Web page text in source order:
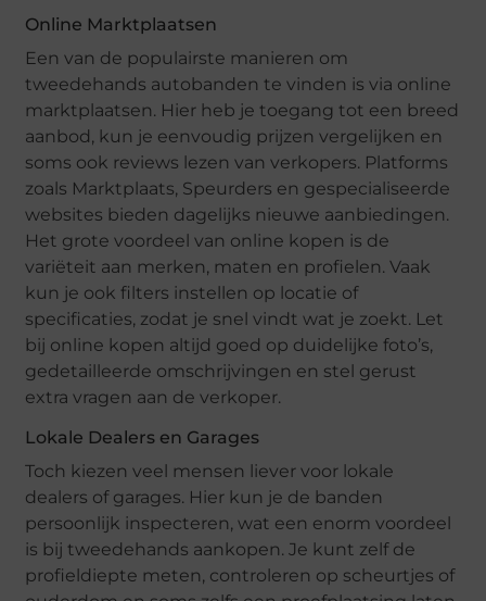
Online Marktplaatsen
Een van de populairste manieren om
tweedehands autobanden te vinden is via online
marktplaatsen. Hier heb je toegang tot een breed
aanbod, kun je eenvoudig prijzen vergelijken en
soms ook reviews lezen van verkopers. Platforms
zoals Marktplaats, Speurders en gespecialiseerde
websites bieden dagelijks nieuwe aanbiedingen.
Het grote voordeel van online kopen is de
variëteit aan merken, maten en profielen. Vaak
kun je ook filters instellen op locatie of
specificaties, zodat je snel vindt wat je zoekt. Let
bij online kopen altijd goed op duidelijke foto’s,
gedetailleerde omschrijvingen en stel gerust
extra vragen aan de verkoper.
Lokale Dealers en Garages
Toch kiezen veel mensen liever voor lokale
dealers of garages. Hier kun je de banden
persoonlijk inspecteren, wat een enorm voordeel
is bij tweedehands aankopen. Je kunt zelf de
profieldiepte meten, controleren op scheurtjes of